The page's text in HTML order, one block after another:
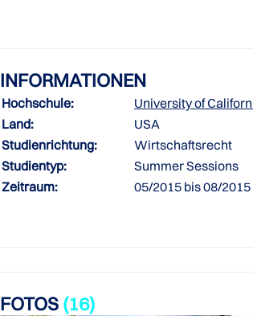
INFORMATIONEN
Hochschule:
University of
Land:
USA
Studienrichtung:
Wirtschaftsrecht
Studientyp:
Summer Sessions
Zeitraum:
05/2015 bis 08/2015
FOTOS (16)